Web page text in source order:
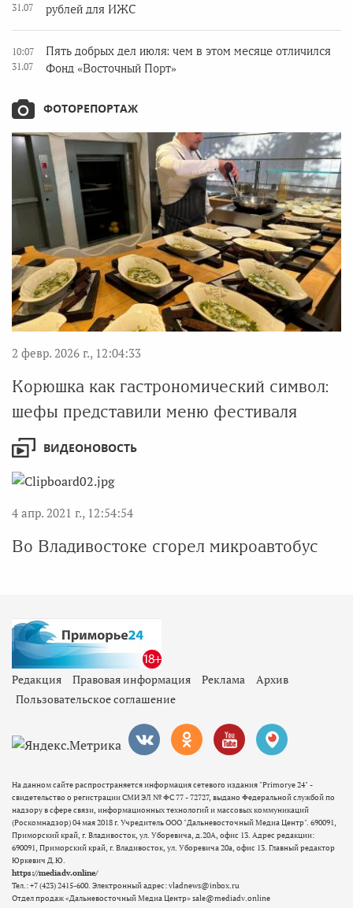
31.07
рублей для ИЖС
10:07
31.07
Пять добрых дел июля: чем в этом месяце отличился
Фонд «Восточный Порт»
ФОТОРЕПОРТАЖ
2 февр. 2026 г., 12:04:33
Корюшка как гастрономический символ:
шефы представили меню фестиваля
ВИДЕОНОВОСТЬ
4 апр. 2021 г., 12:54:54
Во Владивостоке сгорел микроавтобус
Редакция Правовая информация Реклама
Архив
Пользовательское соглашение
На данном сайте распространяется информация сетевого издания "Primorye 24" -
свидетельство о регистрации СМИ ЭЛ № ФС 77 - 72727, выдано Федеральной службой по
надзору в сфере связи, информационных технологий и массовых коммуникаций
(Роскомнадзор) 04 мая 2018 г. Учредитель ООО "Дальневосточный Медиа Центр". 690091,
Приморский край, г. Владивосток, ул. Уборевича, д.20А, офис 13. Адрес редакции:
690091, Приморский край, г. Владивосток, ул. Уборевича 20а, офис 13. Главный редактор
Юркевич Д.Ю.
https://mediadv.online/
Тел.: +7 (423) 2415-600. Электронный адрес: vladnews@inbox.ru
Отдел продаж «Дальневосточный Медиа Центр» sale@mediadv.online